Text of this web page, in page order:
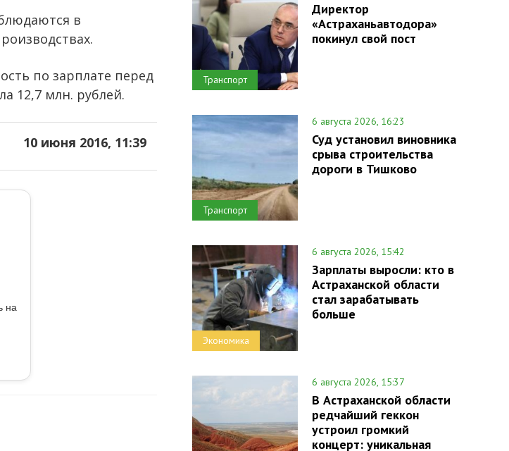
в
по зарплате перед
12,7 млн. рублей.
10 июня 2016, 11:39
на
Транспорт
Директор
«Астраханьавтодора»
покинул свой пост
Транспорт
6 августа 2026, 16:23
Суд установил виновника
срыва строительства
дороги в Тишково
Экономика
6 августа 2026, 15:42
Зарплаты выросли: кто в
Астраханской области
стал зарабатывать
больше
6 августа 2026, 15:37
В Астраханской области
редчайший геккон
устроил громкий
концерт: уникальная